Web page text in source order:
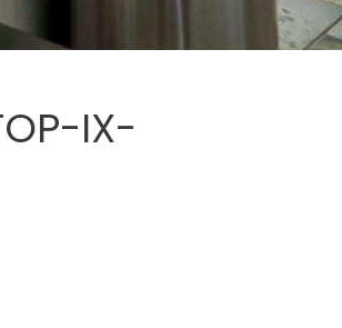
IX-